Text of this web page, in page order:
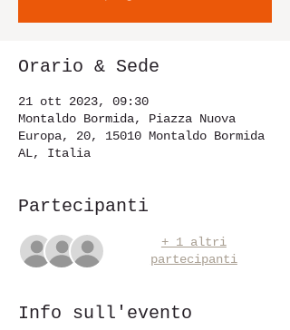
Orario & Sede
21 ott 2023, 09:30
Montaldo Bormida, Piazza Nuova
Europa, 20, 15010 Montaldo Bormida
AL, Italia
Partecipanti
+ 1 altri
partecipanti
Info sull'evento